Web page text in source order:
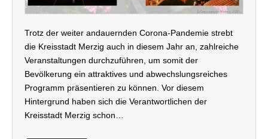
Trotz der weiter andauernden Corona-Pandemie strebt
die Kreisstadt Merzig auch in diesem Jahr an, zahlreiche
Veranstaltungen durchzuführen, um somit der
Bevölkerung ein attraktives und abwechslungsreiches
Programm präsentieren zu können. Vor diesem
Hintergrund haben sich die Verantwortlichen der
Kreisstadt Merzig schon…